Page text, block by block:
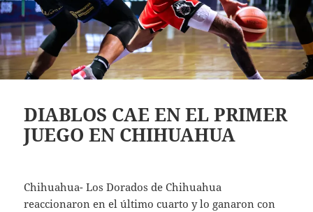
DIABLOS CAE EN EL PRIMER
JUEGO EN CHIHUAHUA
Chihuahua- Los Dorados de Chihuahua
reaccionaron en el último cuarto y lo ganaron con